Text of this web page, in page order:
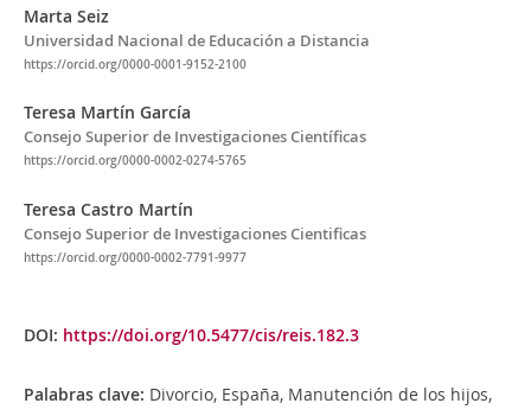
Marta Seiz
Universidad Nacional de Educación a Distancia
https://orcid.org/0000-0001-9152-2100
Teresa Martín García
Consejo Superior de Investigaciones Científicas
https://orcid.org/0000-0002-0274-5765
Teresa Castro Martín
Consejo Superior de Investigaciones Cientificas
https://orcid.org/0000-0002-7791-9977
DOI: https://doi.org/10.5477/cis/reis.182.3
Palabras clave: Divorcio, España, Manutención de los hijos,